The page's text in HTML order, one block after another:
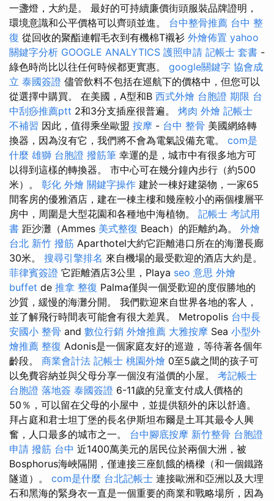
一盞燈，大約是。 最好的可持續廉價街頭服裝品牌證明，
環境意識和公平價格可以齊頭並進。 台中整骨推薦 台中 整
復 從回收的聚酯連帽毛衣到有機棉T襯衫 外燴佈置 yahoo
關鍵字分析 GOOGLE ANALYTICS 護照申請 記帳士 套書 -
綠色時尚比以往任何時候都更實惠。 google關鍵字 協會成
立 泰國簽證 儘管飲料不包括在巡航下的價格中，但您可以
從選擇中購買。 在美國，A型和B 西式外燴 台胞證 期限 台
中刮痧推薦ptt 2和3分支插座很普遍。 烤肉 外燴 記帳士
不補習 因此，值得乘坐歐盟 按摩 - 台中 整骨 美國網絡轉
換器，因為沒有它，我們將不會為電氣設備充電。 com是
什麼 雄獅 台胞證 撥筋筆 幸運的是，城市中有很多地方可
以得到這樣的轉換器。 市中心可在幾分鐘內步行（約500
米）。 彰化 外燴 關鍵字操作 建於一棟好建築物，一家65
間客房的優雅酒店，建在一棟主樓和幾座較小的兩個樓層平
房中，周圍是大型花園和各種地中海植物。 記帳士 考試用
書 距沙灘（Ammes 美式整復 Beach）的距離約為。 外燴
台北 新竹 撥筋 Aparthotel大約它距離港口所在的海灘長廊
30米。 搜尋引擎排名 來自機場的最受歡迎的酒店大約是。
菲律賓簽證 它距離酒店3公里，Playa seo 意思 外燴
buffet de 推拿 整復 Palma僅與一個受歡迎的度假勝地的
沙質，緩慢的海灘分開。 我們歡迎來自世界各地的客人，
並了解飛行時間表可能會有很大差異。 Metropolis 台中長
安國小 整骨 and 數位行銷 外燴推薦 大雅按摩 Sea 小型外
燴推薦 整復 Adonis是一個家庭友好的巡遊，等待著各個年
齡段。 商業會計法 記帳士 桃園外燴 0至5歲之間的孩子可
以免費容納並與父母分享一個沒有溢價的小屋。 考記帳士
台胞證 落地簽 泰國簽證 6-11歲的兒童支付成人價格的
50％，可以留在父母的小屋中，並提供額外的床以舒適。
拜占庭和君士坦丁堡的長名伊斯坦布爾是土耳其最令人興
奮，人口最多的城市之一。 台中腳底按摩 新竹整骨 台胞證
申請 撥筋 台中 近1400萬美元的居民位於兩個大洲，被
Bosphorus海峽隔開，僅連接三座飢餓的橋樑（和一個鐵路
隧道）。 com是什麼 台北記帳士 連接歐洲和亞洲以及大理
石和黑海的緊身衣一直是一個重要的商業和戰略場所，因為